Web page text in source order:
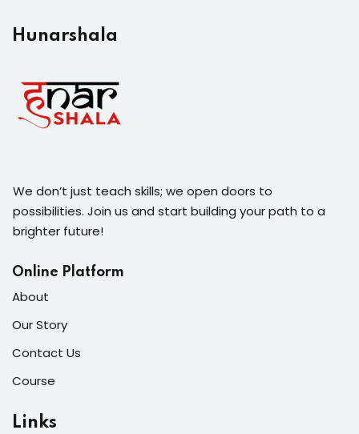
Hunarshala​
We don’t just teach skills; we open doors to
possibilities. Join us and start building your path to a
brighter future!
Online Platform
About
Our Story
Contact Us
Course
Links